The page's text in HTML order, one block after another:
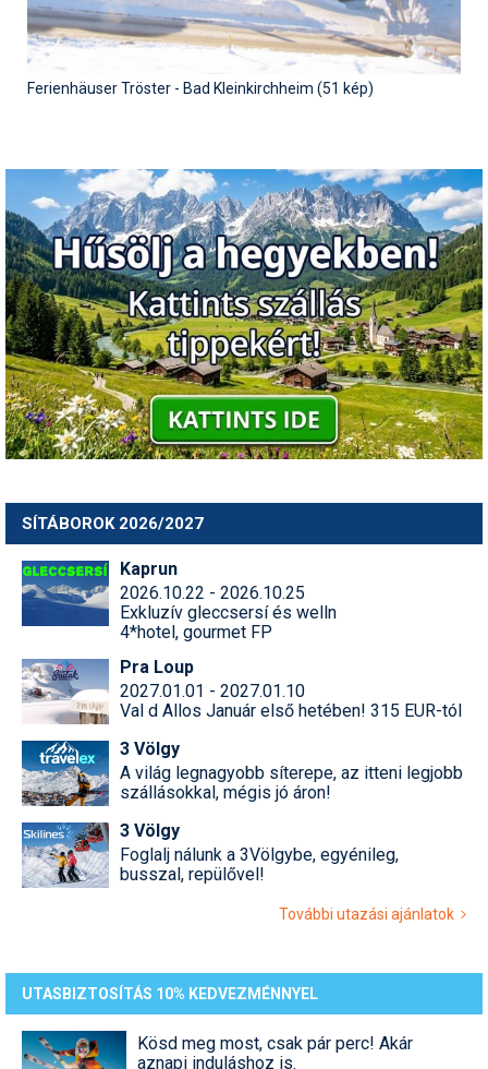
Ferienhäuser Tröster - Bad Kleinkirchheim (51 kép)
SÍTÁBOROK 2026/2027
Kaprun
2026.10.22 - 2026.10.25
Exkluzív gleccsersí és welln
4*hotel, gourmet FP
Pra Loup
2027.01.01 - 2027.01.10
Val d Allos Január első hetében! 315 EUR-tól
3 Völgy
A világ legnagyobb síterepe, az itteni legjobb
szállásokkal, mégis jó áron!
3 Völgy
Foglalj nálunk a 3Völgybe, egyénileg,
busszal, repülővel!
További utazási ajánlatok
UTASBIZTOSÍTÁS 10% KEDVEZMÉNNYEL
Kösd meg most, csak pár perc! Akár
aznapi induláshoz is.